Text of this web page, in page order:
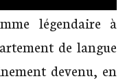
légendaire à
de langue
devenu, en